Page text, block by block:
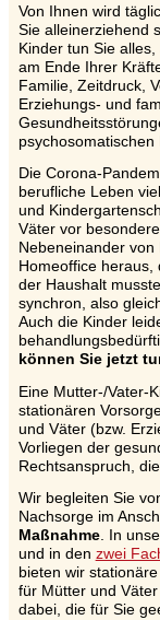
Von Ihnen wird
Sie alleinerziehend
Kinder tun Sie
am Ende Ihrer
Familie, Zeitdruck,
Erziehungs- und
psychosomatischen
Die Corona-
berufliche Leben
und
Väter vor
Nebeneinander
Homeoffice heraus,
der Haushalt
synchron, also
Auch die Kinder
können Sie jetzt
Eine Mutter-/Vater-
stationären
und Väter (bzw.
Vorliegen der
Rechtsanspruch,
Wir begleiten Sie
Nachsorge im
Maßnahme. In
und in den zwei
bieten wir
für Mütter und
dabei, die für Sie